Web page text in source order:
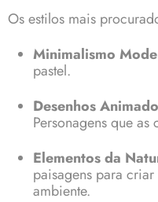
Os estilos mais
Minimalismo
pastel.
Desenhos
Personagens que
Elementos da
paisagens para
ambiente.